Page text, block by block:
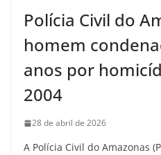
Polícia Civil do
homem
anos por
2004
28 de abril de 2026
A Polícia Civil do Amazonas